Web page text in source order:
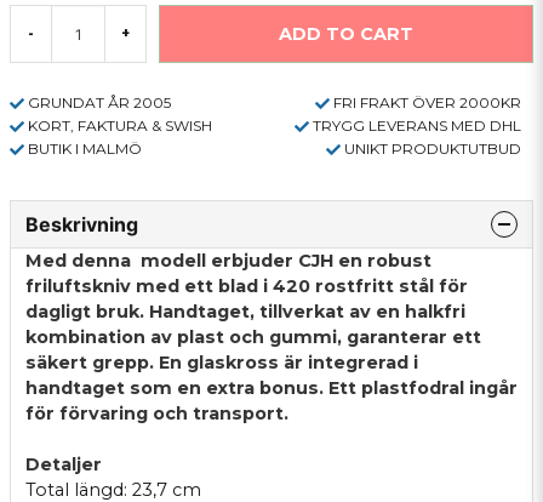
- + ADD TO CART
GRUNDAT ÅR 2005
FRI FRAKT ÖVER 2000KR
KORT, FAKTURA & SWISH
TRYGG LEVERANS MED DHL
BUTIK I MALMÖ
UNIKT PRODUKTUTBUD
Beskrivning
Med denna modell erbjuder CJH en robust
friluftskniv med ett blad i 420 rostfritt stål för
dagligt bruk. Handtaget, tillverkat av en halkfri
kombination av plast och gummi, garanterar ett
säkert grepp. En glaskross är integrerad i
handtaget som en extra bonus. Ett plastfodral ingår
för förvaring och transport.
Detaljer
Total längd: 23,7 cm